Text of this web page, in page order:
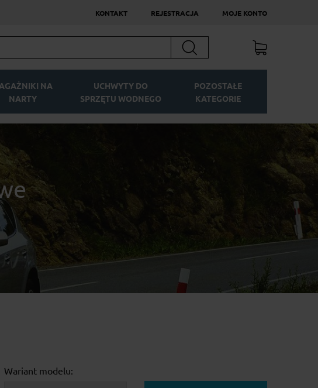
KONTAKT REJESTRACJA MOJE KONTO
Szukaj
NA
NARTY
UCHWYTY DO
SPRZĘTU WODNEGO
POZOSTAŁE
KATEGORIE
Wariant modelu: